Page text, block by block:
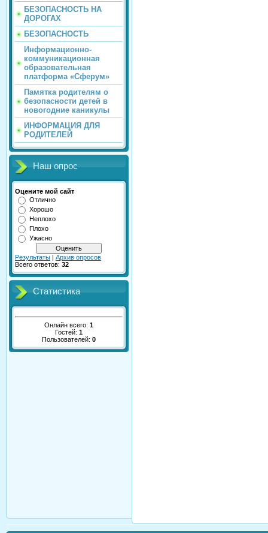
БЕЗОПАСНОСТЬ НА
ДОРОГАХ
БЕЗОПАСНОСТЬ
Информационно-
коммуникационная
образовательная
платформа «Сферум»
Памятка родителям о
безопасности детей в
новогодние каникулы
ИНФОРМАЦИЯ ДЛЯ
РОДИТЕЛЕЙ
Наш опрос
Оцените мой сайт
Отлично
Хорошо
Неплохо
Плохо
Ужасно
Результаты | Архив опросов
Всего ответов: 32
Статистика
Онлайн всего: 1
Гостей: 1
Пользователей: 0